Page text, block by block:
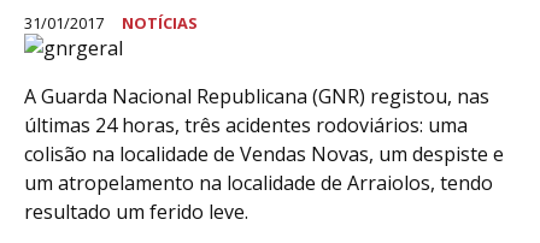
31/01/2017 NOTÍCIAS
A Guarda Nacional Republicana (GNR) registou, nas
últimas 24 horas, três acidentes rodoviários: uma
colisão na localidade de Vendas Novas, um despiste e
um atropelamento na localidade de Arraiolos, tendo
resultado um ferido leve.